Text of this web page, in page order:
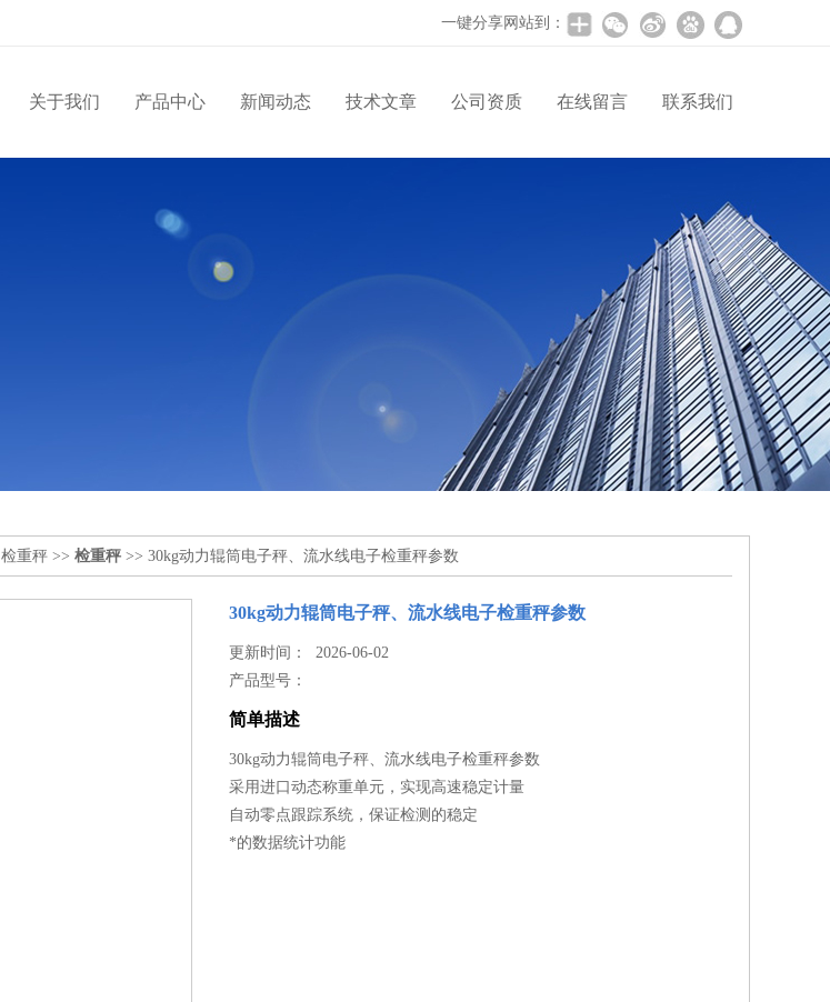
一键分享网站到：
关于我们 产品中心 新闻动态 技术文章 公司资质 在线留言 联系我们
检重秤 >> 检重秤 >> 30kg动力辊筒电子秤、流水线电子检重秤参数
30kg动力辊筒电子秤、流水线电子检重秤参数
更新时间： 2026-06-02
产品型号：
简单描述
30kg动力辊筒电子秤、流水线电子检重秤参数
采用进口动态称重单元，实现高速稳定计量
自动零点跟踪系统，保证检测的稳定
*的数据统计功能